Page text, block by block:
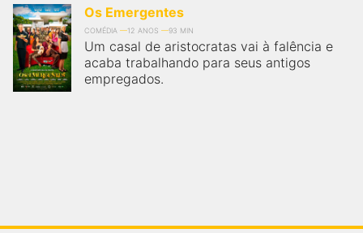
Os Emergentes
COMÉDIA 12 ANOS 93 MIN
Um casal de aristocratas vai à falência e
acaba trabalhando para seus antigos
empregados.